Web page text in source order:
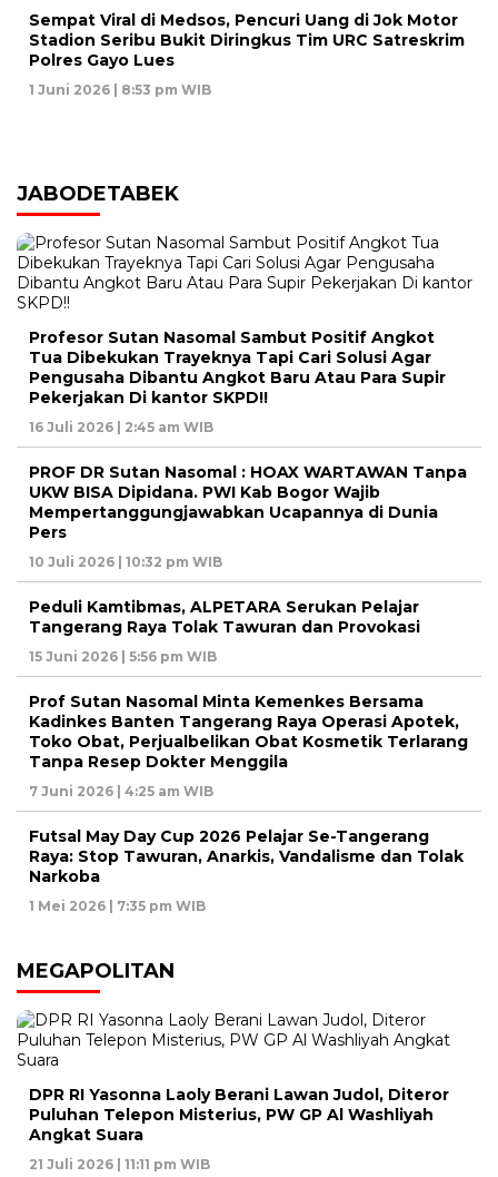
Sempat Viral di Medsos, Pencuri Uang di Jok Motor
Stadion Seribu Bukit Diringkus Tim URC Satreskrim
Polres Gayo Lues
1 Juni 2026 | 8:53 pm WIB
JABODETABEK
Profesor Sutan Nasomal Sambut Positif Angkot
Tua Dibekukan Trayeknya Tapi Cari Solusi Agar
Pengusaha Dibantu Angkot Baru Atau Para Supir
Pekerjakan Di kantor SKPD!!
16 Juli 2026 | 2:45 am WIB
PROF DR Sutan Nasomal : HOAX WARTAWAN Tanpa
UKW BISA Dipidana. PWI Kab Bogor Wajib
Mempertanggungjawabkan Ucapannya di Dunia
Pers
10 Juli 2026 | 10:32 pm WIB
Peduli Kamtibmas, ALPETARA Serukan Pelajar
Tangerang Raya Tolak Tawuran dan Provokasi
15 Juni 2026 | 5:56 pm WIB
Prof Sutan Nasomal Minta Kemenkes Bersama
Kadinkes Banten Tangerang Raya Operasi Apotek,
Toko Obat, Perjualbelikan Obat Kosmetik Terlarang
Tanpa Resep Dokter Menggila
7 Juni 2026 | 4:25 am WIB
Futsal May Day Cup 2026 Pelajar Se-Tangerang
Raya: Stop Tawuran, Anarkis, Vandalisme dan Tolak
Narkoba
1 Mei 2026 | 7:35 pm WIB
MEGAPOLITAN
DPR RI Yasonna Laoly Berani Lawan Judol, Diteror
Puluhan Telepon Misterius, PW GP Al Washliyah
Angkat Suara
21 Juli 2026 | 11:11 pm WIB